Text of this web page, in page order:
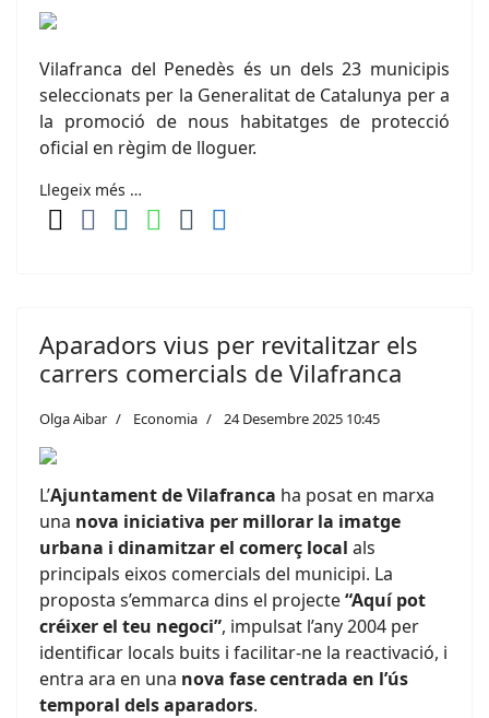
Vilafranca del Penedès és un dels 23 municipis
seleccionats per la Generalitat de Catalunya per a
la promoció de nous habitatges de protecció
oficial en règim de lloguer.
Llegeix més …
Aparadors vius per revitalitzar els
carrers comercials de Vilafranca
Olga Aibar Economia 24 Desembre 2025 10:45
L’Ajuntament de Vilafranca ha posat en marxa
una nova iniciativa per millorar la imatge
urbana i dinamitzar el comerç local als
principals eixos comercials del municipi. La
proposta s’emmarca dins el projecte“Aquí pot
créixer el teu negoci”, impulsat l’any 2004 per
identificar locals buits i facilitar-ne la reactivació, i
entra ara en una nova fase centrada en l’ús
temporal dels aparadors.